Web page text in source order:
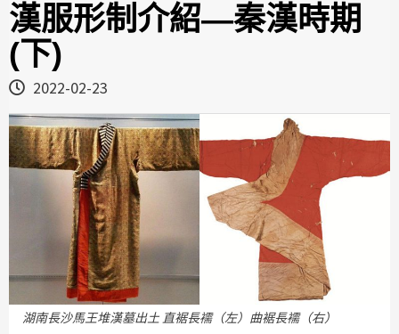
漢服形制介紹—秦漢時期
(下)
2022-02-23
湖南長沙馬王堆漢墓出土 直裾長襦（左）曲裾長襦（右）